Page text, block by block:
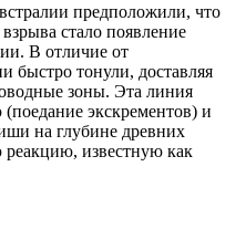
предположили, что
стало появление
В отличие от
быстро тонули, доставляя
зоны. Эта линия
экскрементов) и
на глубине древних
известную как